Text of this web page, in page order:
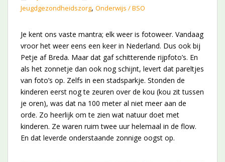
Jeugdgezondheidszorg, Onderwijs / BSO
Je kent ons vaste mantra; elk weer is fotoweer. Vandaag
vroor het weer eens een keer in Nederland. Dus ook bij
Petje af Breda. Maar dat gaf schitterende rijpfoto’s. En
als het zonnetje dan ook nog schijnt, levert dat pareltjes
van foto’s op. Zelfs in een stadsparkje. Stonden de
kinderen eerst nog te zeuren over de kou (kou zit tussen
je oren), was dat na 100 meter al niet meer aan de
orde. Zo heerlijk om te zien wat natuur doet met
kinderen. Ze waren ruim twee uur helemaal in de flow.
En dat leverde onderstaande zonnige oogst op.